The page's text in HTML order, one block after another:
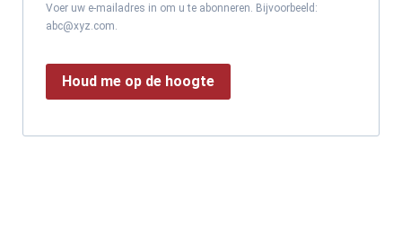
Voer uw e-mailadres in om u te abonneren. Bijvoorbeeld:
abc@xyz.com.
Houd me op de hoogte